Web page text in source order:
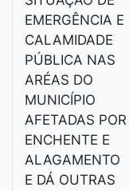
EMERGÊNCIA E
CALAMIDADE
PÚBLICA NAS
ARÉAS DO
MUNICÍPIO
AFETADAS POR
ENCHENTE E
ALAGAMENTO
E DÁ OUTRAS